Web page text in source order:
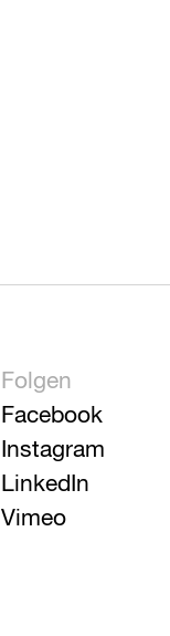
Folgen
Facebook
Instagram
LinkedIn
Vimeo